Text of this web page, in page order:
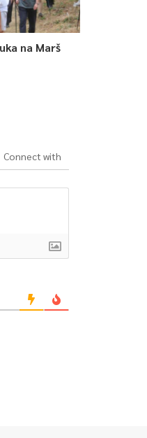
na Marš
Connect with